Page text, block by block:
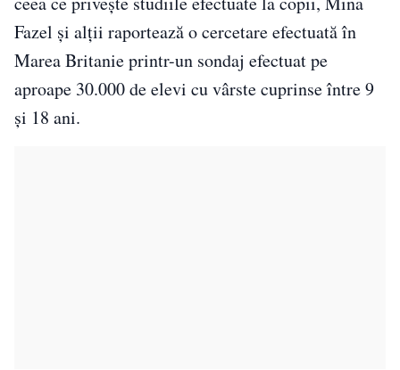
Fazel și alții raportează o cercetare efectuată în
Marea Britanie printr-un sondaj efectuat pe
aproape 30.000 de elevi cu vârste cuprinse între 9
și 18 ani.